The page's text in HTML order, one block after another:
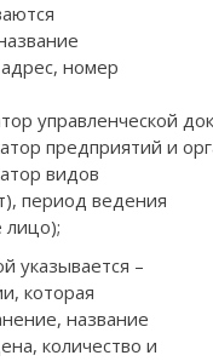
номер
управленческой
предприятий и
видов
период ведения
лицо);
указывается –
которая
название
количество и